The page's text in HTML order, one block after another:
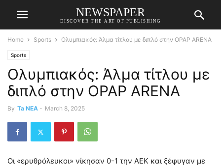
NEWSPAPER
DISCOVER THE ART OF PUBLISHING
Home Sports Ολυμπιακός: Άλμα τίτλου με διπλό στην OPAP ARENA
Sports
Ολυμπιακός: Άλμα τίτλου με
διπλό στην OPAP ARENA
By Ta NEA - March 8, 2025
Οι «ερυθρόλευκοι» νίκησαν 0-1 την ΑΕΚ και ξέφυγαν με